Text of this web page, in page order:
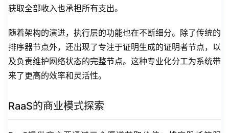
获取全部收入也承担所有支出。
随着架构的演进，执行层的功能也在不断细分。除了传统的
排序器节点外，还出现了专注于证明生成的证明者节点，以
及负责维护网络状态的完整节点。这种专业化分工为系统带
来了更高的效率和灵活性。
RaaS的商业模式探索